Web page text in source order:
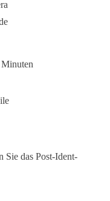
Sie das Post-Ident-